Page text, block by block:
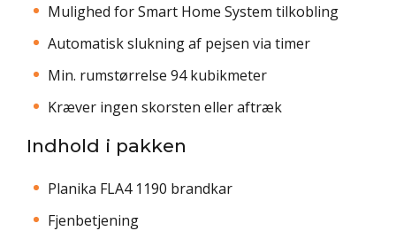
Mulighed for Smart Home System tilkobling
Automatisk slukning af pejsen via timer
Min. rumstørrelse 94 kubikmeter
Kræver ingen skorsten eller aftræk
Indhold i pakken
Planika FLA4 1190 brandkar
Fjenbetjening